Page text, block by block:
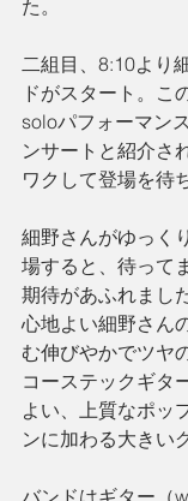
た。
二組目、8:10より
ドがスタート。こ
soloパフォーマン
ンサートと紹介さ
ワクして登場を待
細野さんがゆっく
場すると、待って
期待があふれました
心地よい細野さん
む伸びやかでツヤ
コーステックギタ
よい、上質なポッ
ンに加わる大きい